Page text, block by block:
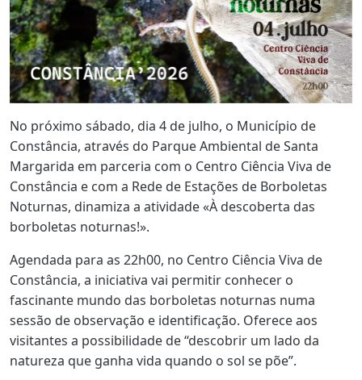
No próximo sábado, dia 4 de julho, o Município de
Constância, através do Parque Ambiental de Santa
Margarida em parceria com o Centro Ciência Viva de
Constância e com a Rede de Estações de Borboletas
Noturnas, dinamiza a atividade «À descoberta das
borboletas noturnas!».
Agendada para as 22h00, no Centro Ciência Viva de
Constância, a iniciativa vai permitir conhecer o
fascinante mundo das borboletas noturnas numa
sessão de observação e identificação. Oferece aos
visitantes a possibilidade de “descobrir um lado da
natureza que ganha vida quando o sol se põe”.